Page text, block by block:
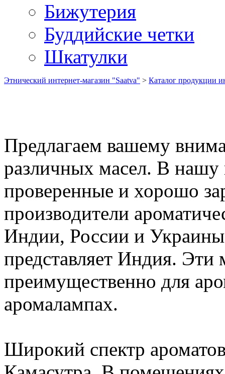
Бижутерия
Буддийские четки
Шкатулки
Этнический интернет-магазин "Saatva" > Каталог продукции
Предлагаем вашему
различных масел. В нашу
проверенные и хорошо
производители
Индии, России и
представляет Индия. Эти
преимущественно для
аромалампах.
Широкий спектр